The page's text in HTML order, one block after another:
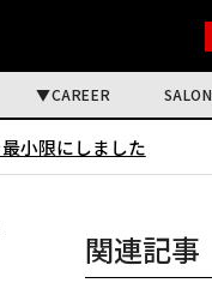
CAREER SALON
小限にしました
関連記事